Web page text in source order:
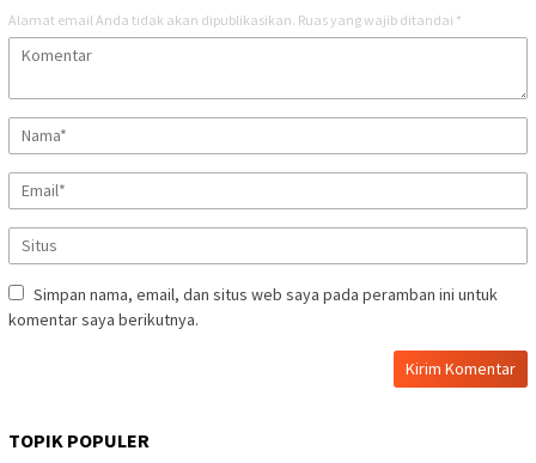
Alamat email Anda tidak akan dipublikasikan. Ruas yang wajib ditandai *
Simpan nama, email, dan situs web saya pada peramban ini untuk
komentar saya berikutnya.
TOPIK POPULER